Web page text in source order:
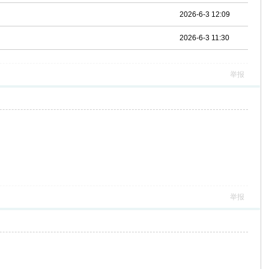
2026-6-3 12:09
2026-6-3 11:30
举报
举报